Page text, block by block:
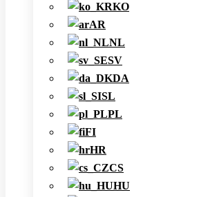
KO
AR
NL
SV
DA
SL
PL
FI
HR
CS
HU